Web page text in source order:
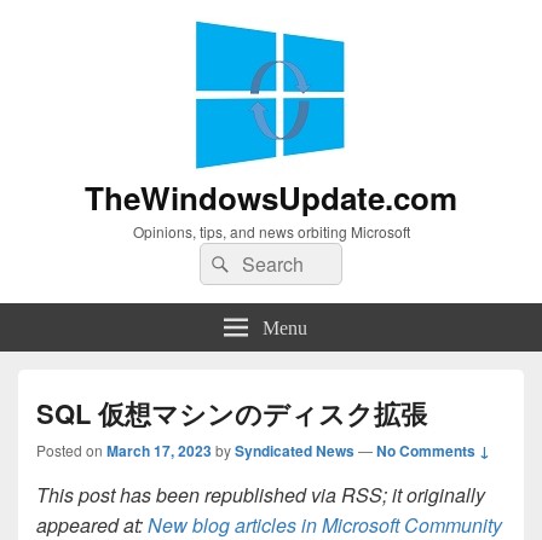
TheWindowsUpdate.com
Opinions, tips, and news orbiting Microsoft
Search
for:
Search
Menu
SQL 仮想マシンのディスク拡張
Posted on March 17, 2023bySyndicated News—No Comments ↓
This post has been republished via RSS; it originally
appeared at:New blog articles in Microsoft Community